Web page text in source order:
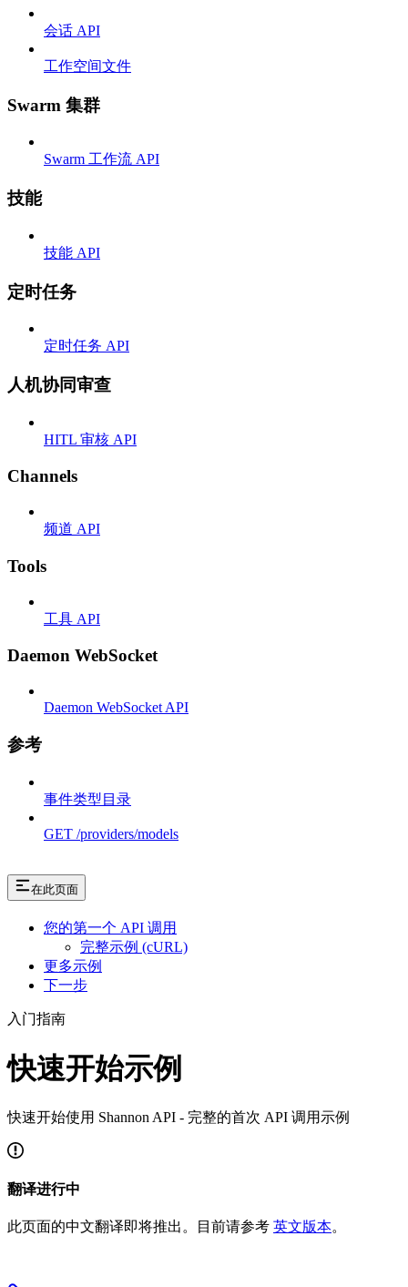
会话 API
工作空间文件
Swarm 集群
Swarm 工作流 API
技能
技能 API
定时任务
定时任务 API
人机协同审查
HITL 审核 API
Channels
频道 API
Tools
工具 API
Daemon WebSocket
Daemon WebSocket API
参考
事件类型目录
GET /providers/models
在此页面
您的第一个 API 调用
完整示例 (cURL)
更多示例
下一步
入门指南
快速开始示例
快速开始使用 Shannon API - 完整的首次 API 调用示例
翻译进行中
此页面的中文翻译即将推出。目前请参考 英文版本。